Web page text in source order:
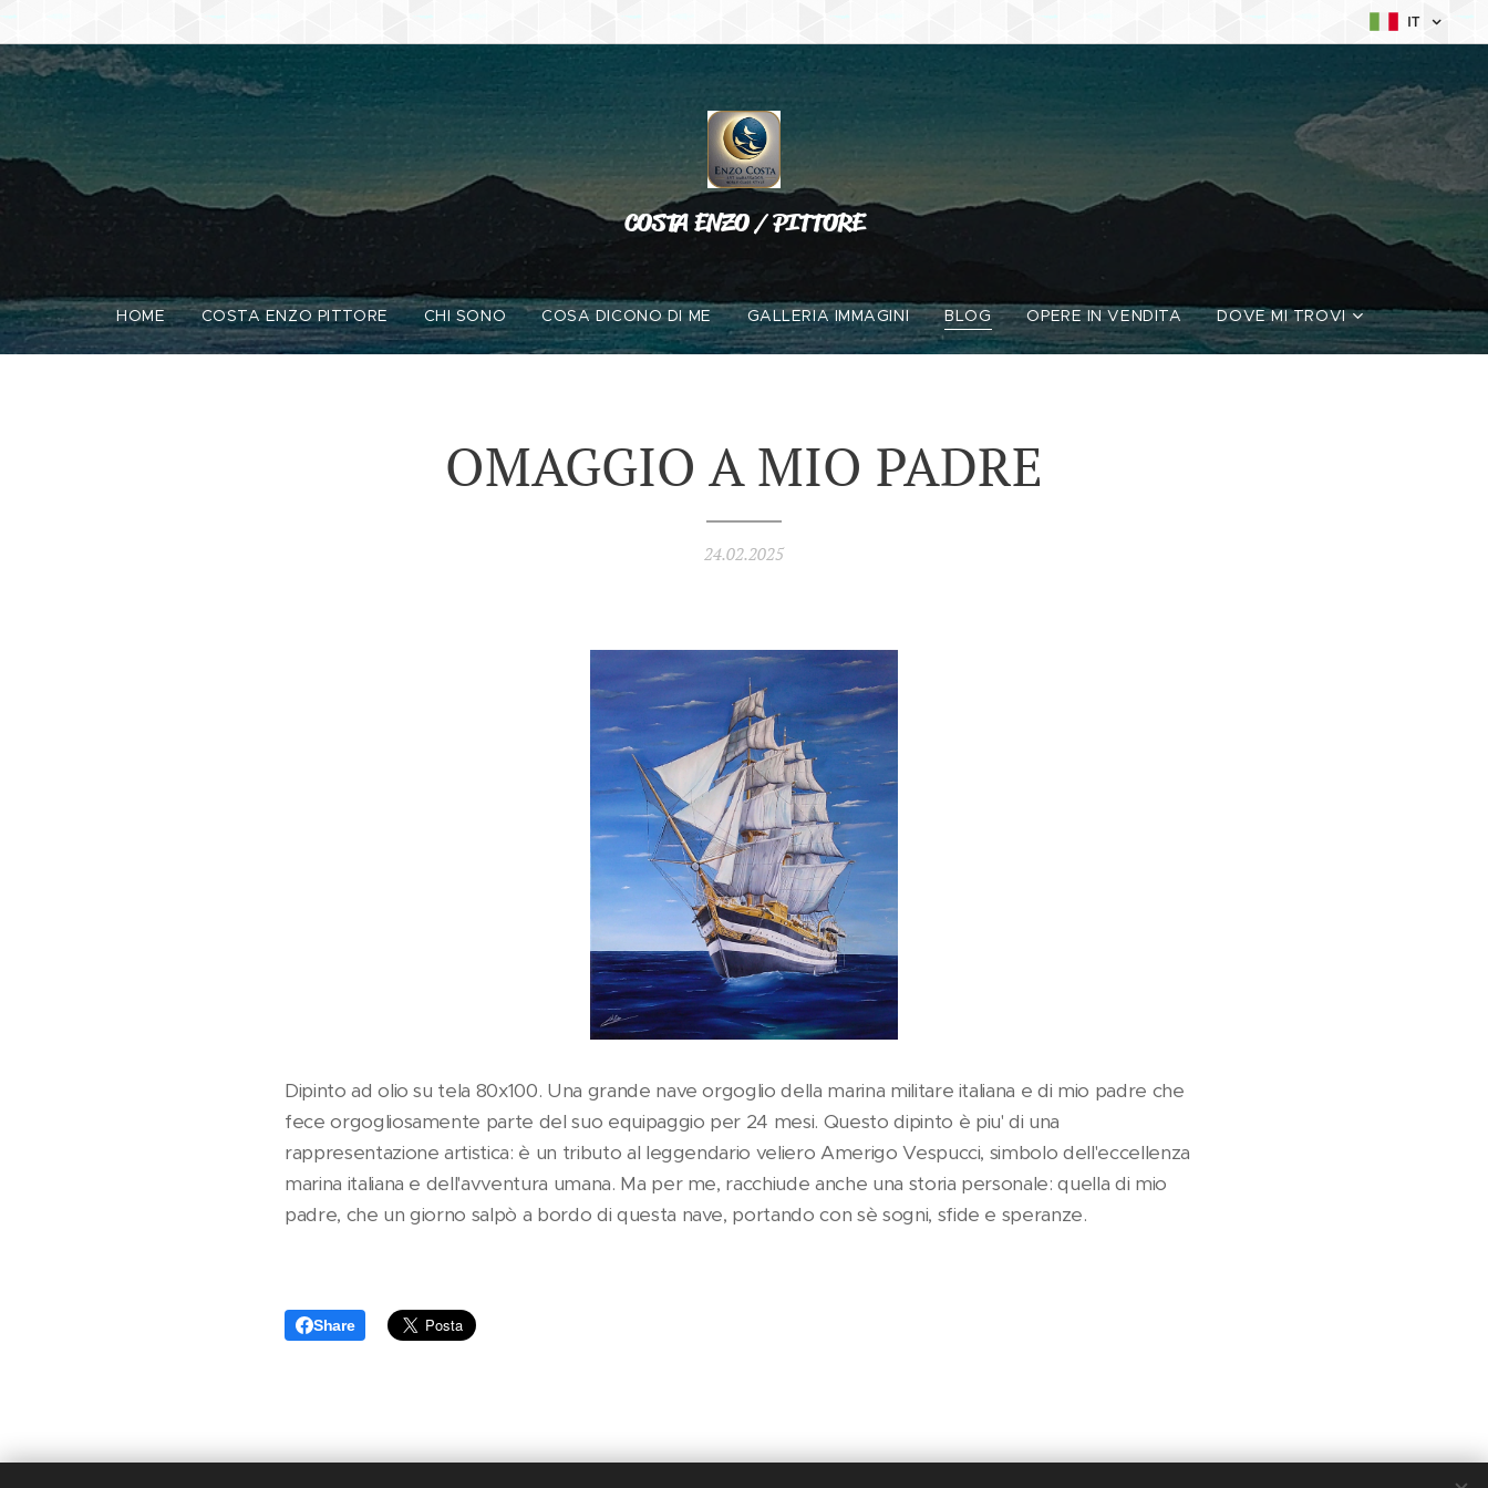
IT
COSTA ENZO / PITTORE
HOME COSTA ENZO PITTORE CHI SONO COSA DICONO DI ME GALLERIA IMMAGINI BLOG OPERE IN VENDITA DOVE MI TROVI
OMAGGIO A MIO PADRE
24.02.2025
Dipinto ad olio su tela 80x100. Una grande nave orgoglio della marina militare italiana e di mio padre che
fece orgogliosamente parte del suo equipaggio per 24 mesi. Questo dipinto è piu' di una
rappresentazione artistica: è un tributo al leggendario veliero Amerigo Vespucci, simbolo dell'eccellenza
marina italiana e dell'avventura umana. Ma per me, racchiude anche una storia personale: quella di mio
padre, che un giorno salpò a bordo di questa nave, portando con sè sogni, sfide e speranze.
Share